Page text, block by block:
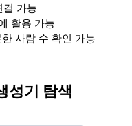
가능
활용 가능
사람 수 확인 가능
성기 탐색